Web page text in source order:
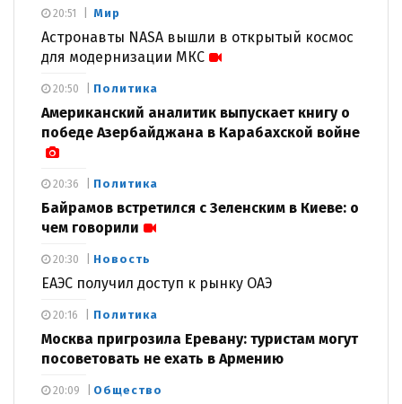
Мир
Астронавты NASA вышли в открытый космос
для модернизации МКС
20:51
Политика
Американский аналитик выпускает книгу о
победе Азербайджана в Карабахской войне
20:50
Политика
Байрамов встретился с Зеленским в Киеве: о
чем говорили
20:36
Новость
ЕАЭС получил доступ к рынку ОАЭ
20:30
Политика
Москва пригрозила Еревану: туристам могут
посоветовать не ехать в Армению
20:16
Общество
20:09